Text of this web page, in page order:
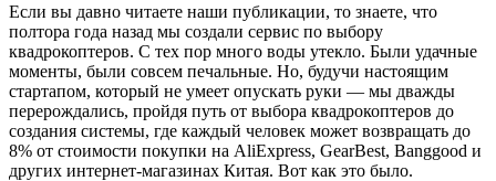
Если вы давно читаете наши публикации, то знаете, что
полтора года назад мы создали сервис по выбору
квадрокоптеров. С тех пор много воды утекло. Были удачные
моменты, были совсем печальные. Но, будучи настоящим
стартапом, который не умеет опускать руки — мы дважды
перерождались, пройдя путь от выбора квадрокоптеров до
создания системы, где каждый человек может возвращать до
8% от стоимости покупки на AliExpress, GearBest, Banggood и
других интернет-магазинах Китая. Вот как это было.